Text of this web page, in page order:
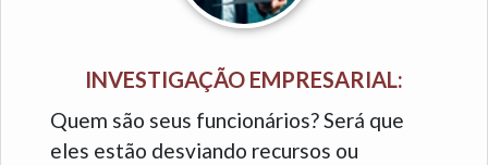
INVESTIGAÇÃO EMPRESARIAL:
Quem são seus funcionários? Será que
eles estão desviando recursos ou